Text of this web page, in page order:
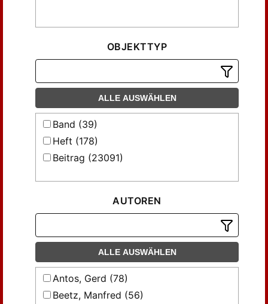
OBJEKTTYP
ALLE AUSWÄHLEN
Band (39)
Heft (178)
Beitrag (23091)
AUTOREN
ALLE AUSWÄHLEN
Antos, Gerd (78)
Beetz, Manfred (56)